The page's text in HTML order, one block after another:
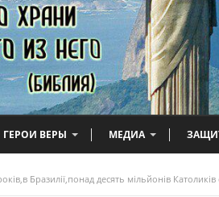
ГЕРОИ ВЕРЫ МЕДИА
Бразилії,понад десять мільйонів